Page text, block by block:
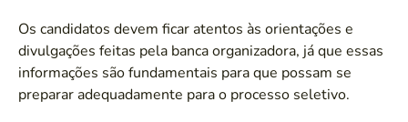
Os candidatos devem ficar atentos às orientações e
divulgações feitas pela banca organizadora, já que essas
informações são fundamentais para que possam se
preparar adequadamente para o processo seletivo.